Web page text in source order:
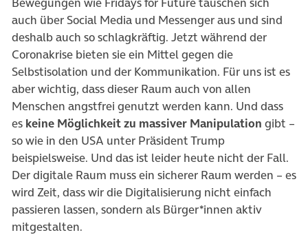
auch über Social Media und Messenger aus und sind
deshalb auch so schlagkräftig. Jetzt während der
Coronakrise bieten sie ein Mittel gegen die
Selbstisolation und der Kommunikation. Für uns ist es
aber wichtig, dass dieser Raum auch von allen
Menschen angstfrei genutzt werden kann. Und dass
es keine Möglichkeit zu massiver Manipulation gibt –
so wie in den USA unter Präsident Trump
beispielsweise. Und das ist leider heute nicht der Fall.
Der digitale Raum muss ein sicherer Raum werden – es
wird Zeit, dass wir die Digitalisierung nicht einfach
passieren lassen, sondern als Bürger*innen aktiv
mitgestalten.